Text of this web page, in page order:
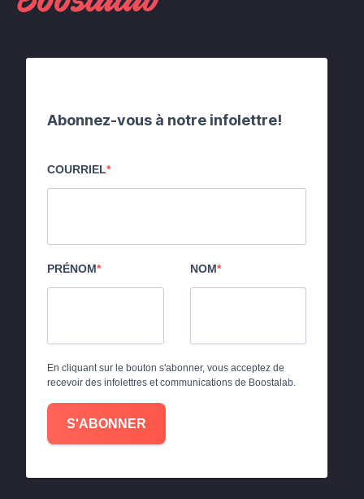
Abonnez-vous à notre infolettre!
COURRIEL
PRÉNOM NOM
En cliquant sur le bouton s'abonner, vous acceptez de
recevoir des infolettres et communications de Boostalab.
S'ABONNER